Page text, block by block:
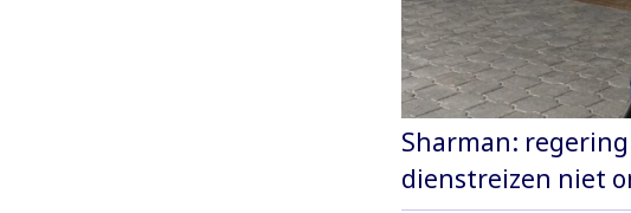
Sharman:
dienstreizen niet